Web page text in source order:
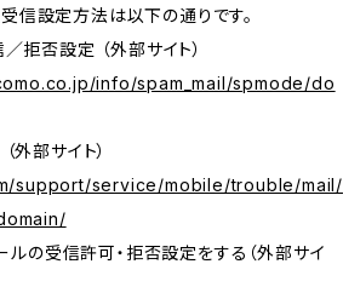
信設定方法は以下の通りです。
否設定 （外部サイト）
info/spam_mail/spmode/do
部サイト）
support/service/mobile/trouble/mail/
の受信許可・拒否設定をする（外部サイ